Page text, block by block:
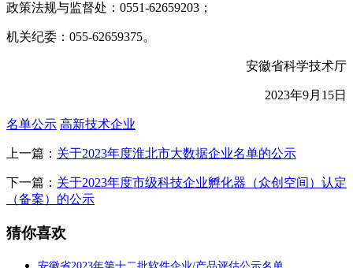
政策法规与监督处：0551-62659203；
机关纪委：055-62659375。
安徽省科学技术厅
2023年9月15日
名单公示 高新技术企业
上一篇： 关于2023年度淮北市大数据企业名单的公示
下一篇： 关于2023年度市级科技企业孵化器（众创空间）认定
（备案）的公示
猜你喜欢